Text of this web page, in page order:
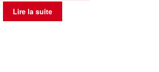
Lire la suite